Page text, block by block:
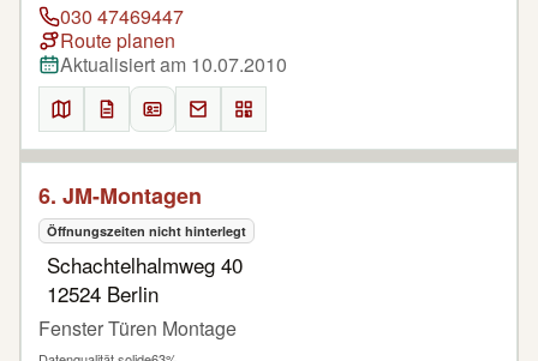
030 47469447
Route planen
Aktualisiert am 10.07.2010
6. JM-Montagen
Öffnungszeiten nicht hinterlegt
Schachtelhalmweg 40
12524 Berlin
Fenster Türen Montage